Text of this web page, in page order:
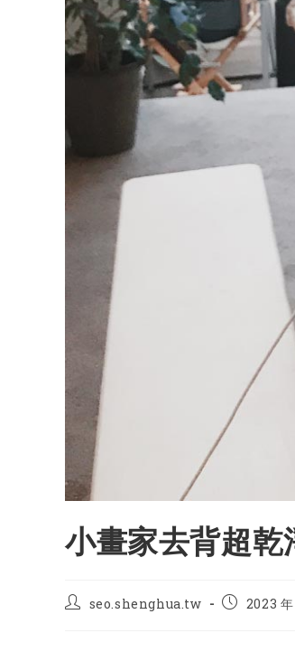
小畫家去背超
Postseo.shenghua.tw
Post2023 年